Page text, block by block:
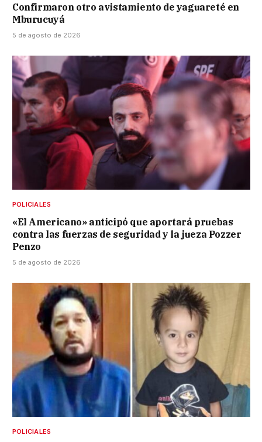
Confirmaron otro avistamiento de yaguareté en
Mburucuyá
5 de agosto de 2026
POLICIALES
«El Americano» anticipó que aportará pruebas
contra las fuerzas de seguridad y la jueza Pozzer
Penzo
5 de agosto de 2026
POLICIALES